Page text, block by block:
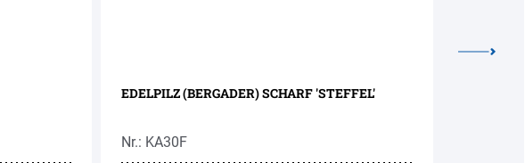
EDELPILZ (BERGADER) SCHARF 'STEFFEL'
Nr.: KA30F